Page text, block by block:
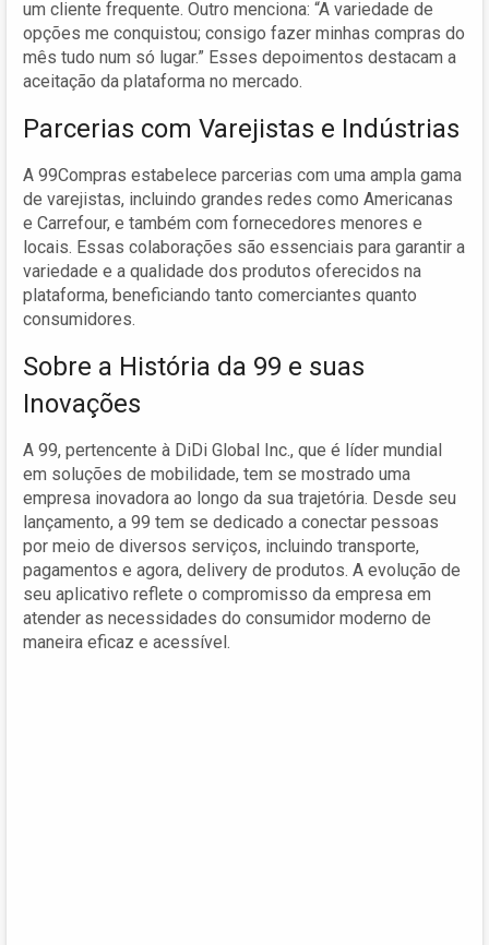
um cliente frequente. Outro menciona: “A variedade de
opções me conquistou; consigo fazer minhas compras do
mês tudo num só lugar.” Esses depoimentos destacam a
aceitação da plataforma no mercado.
Parcerias com Varejistas e Indústrias
A 99Compras estabelece parcerias com uma ampla gama
de varejistas, incluindo grandes redes como Americanas
e Carrefour, e também com fornecedores menores e
locais. Essas colaborações são essenciais para garantir a
variedade e a qualidade dos produtos oferecidos na
plataforma, beneficiando tanto comerciantes quanto
consumidores.
Sobre a História da 99 e suas
Inovações
A 99, pertencente à DiDi Global Inc., que é líder mundial
em soluções de mobilidade, tem se mostrado uma
empresa inovadora ao longo da sua trajetória. Desde seu
lançamento, a 99 tem se dedicado a conectar pessoas
por meio de diversos serviços, incluindo transporte,
pagamentos e agora, delivery de produtos. A evolução de
seu aplicativo reflete o compromisso da empresa em
atender as necessidades do consumidor moderno de
maneira eficaz e acessível.